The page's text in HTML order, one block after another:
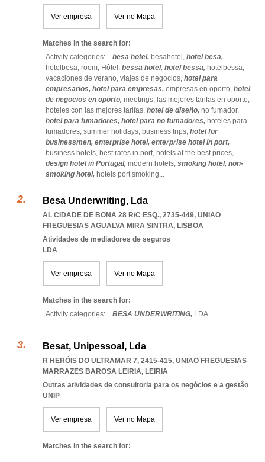
Ver empresa Ver no Mapa
Matches in the search for:
Activity categories: ...besa hotel, besahotel, hotel besa,
hotelbesa, room, Hôtel, bessa hotel, hotel bessa, hotelbessa,
vacaciones de verano, viajes de negocios, hotel para
empresarios, hotel para empresas, empresas en oporto, hotel
de negocios en oporto, meetings, las mejores tarifas en oporto,
hoteles con las mejores tarifas, hotel de diseño, no fumador,
hotel para fumadores, hotel para no fumadores, hoteles para
fumadores, summer holidays, business trips, hotel for
businessmen, enterprise hotel, enterprise hotel in port,
business hotels, best rates in port, hotels at the best prices,
design hotel in Portugal, modern hotels, smoking hotel, non-
smoking hotel, hotels port smoking...
Besa Underwriting, Lda
AL CIDADE DE BONA 28 R/C ESQ., 2735-449, UNIAO
FREGUESIAS AGUALVA MIRA SINTRA, LISBOA
Atividades de mediadores de seguros
LDA
Ver empresa Ver no Mapa
Matches in the search for:
Activity categories: ...BESA UNDERWRITING, LDA...
Besat, Unipessoal, Lda
R HERÓIS DO ULTRAMAR 7, 2415-415, UNIAO FREGUESIAS
MARRAZES BAROSA LEIRIA, LEIRIA
Outras atividades de consultoria para os negócios e a gestão
UNIP
Ver empresa Ver no Mapa
Matches in the search for: